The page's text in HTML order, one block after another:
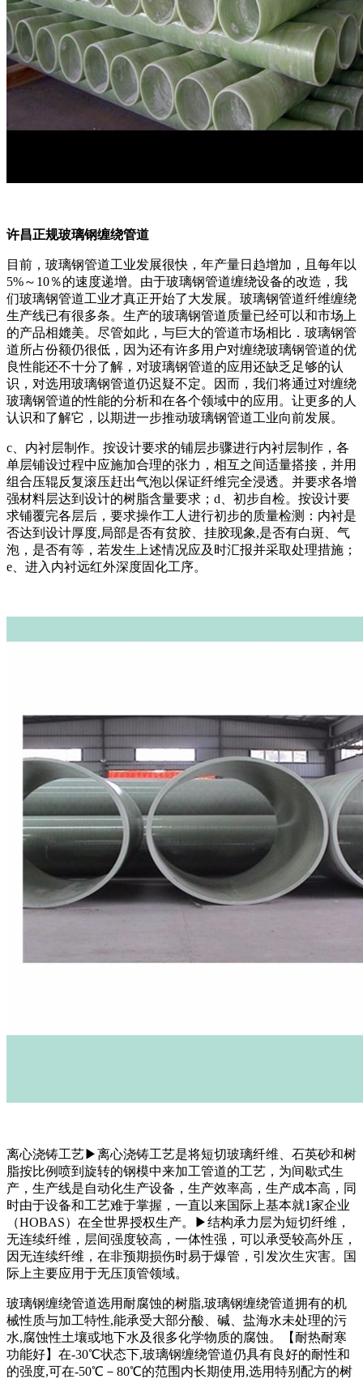
许昌正规玻璃钢缠绕管道
目前，玻璃钢管道工业发展很快，年产量日趋增加，且每年以
5%～10％的速度递增。由于玻璃钢管道缠绕设备的改造，我
们玻璃钢管道工业才真正开始了大发展。玻璃钢管道纤维缠绕
生产线已有很多条。生产的玻璃钢管道质量已经可以和市场上
的产品相媲美。尽管如此，与巨大的管道市场相比．玻璃钢管
道所占份额仍很低，因为还有许多用户对缠绕玻璃钢管道的优
良性能还不十分了解，对玻璃钢管道的应用还缺乏足够的认
识，对选用玻璃钢管道仍迟疑不定。因而，我们将通过对缠绕
玻璃钢管道的性能的分析和在各个领域中的应用。让更多的人
认识和了解它，以期进一步推动玻璃钢管道工业向前发展。
c、内衬层制作。按设计要求的铺层步骤进行内衬层制作，各
单层铺设过程中应施加合理的张力，相互之间适量搭接，并用
组合压辊反复滚压赶出气泡以保证纤维完全浸透。并要求各增
强材料层达到设计的树脂含量要求；d、初步自检。按设计要
求铺覆完各层后，要求操作工人进行初步的质量检测：内衬是
否达到设计厚度,局部是否有贫胶、挂胶现象,是否有白斑、气
泡，是否有等，若发生上述情况应及时汇报并采取处理措施；
e、进入内衬远红外深度固化工序。
离心浇铸工艺▶离心浇铸工艺是将短切玻璃纤维、石英砂和树
脂按比例喷到旋转的钢模中来加工管道的工艺，为间歇式生
产，生产线是自动化生产设备，生产效率高，生产成本高，同
时由于设备和工艺难于掌握，一直以来国际上基本就1家企业
（HOBAS）在全世界授权生产。▶结构承力层为短切纤维，
无连续纤维，层间强度较高，一体性强，可以承受较高外压，
因无连续纤维，在非预期损伤时易于爆管，引发次生灾害。国
际上主要应用于无压顶管领域。
玻璃钢缠绕管道选用耐腐蚀的树脂,玻璃钢缠绕管道拥有的机
械性质与加工特性,能承受大部分酸、碱、盐海水未处理的污
水,腐蚀性土壤或地下水及很多化学物质的腐蚀。【耐热耐寒
功能好】在-30℃状态下,玻璃钢缠绕管道仍具有良好的耐性和
的强度,可在-50℃－80℃的范围内长期使用,选用特别配方的树